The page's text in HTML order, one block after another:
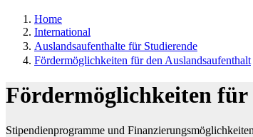
Home
International
Auslandsaufenthalte für Studierende
Fördermöglichkeiten für den Auslandsaufenthalt
Fördermöglichkeiten für
Stipendienprogramme und Finanzierungsmöglichkeiten